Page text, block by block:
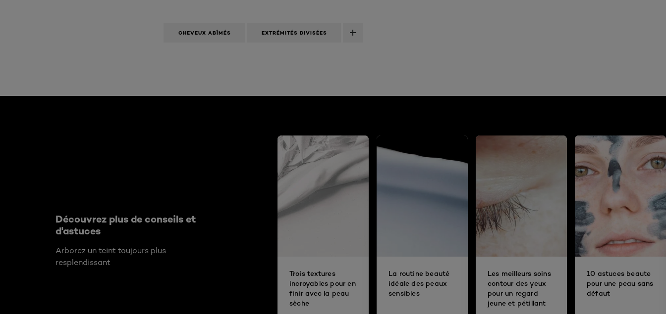
CHEVEUX ABÎMÉS EXTRÉMITÉS DIVISÉES
Découvrez plus de conseils et
d'astuces
Arborez un teint toujours plus
resplendissant
Trois textures
incroyables pour en
finir avec la peau
sèche
La routine beauté
idéale des peaux
sensibles
Les meilleurs soins
contour des yeux
pour un regard
jeune et pétillant
10 astuces beaute
pour une peau sans
défaut